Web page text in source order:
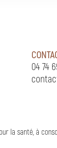
04 74
la santé, à